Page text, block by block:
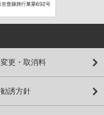
変更・取消料
勧誘方針